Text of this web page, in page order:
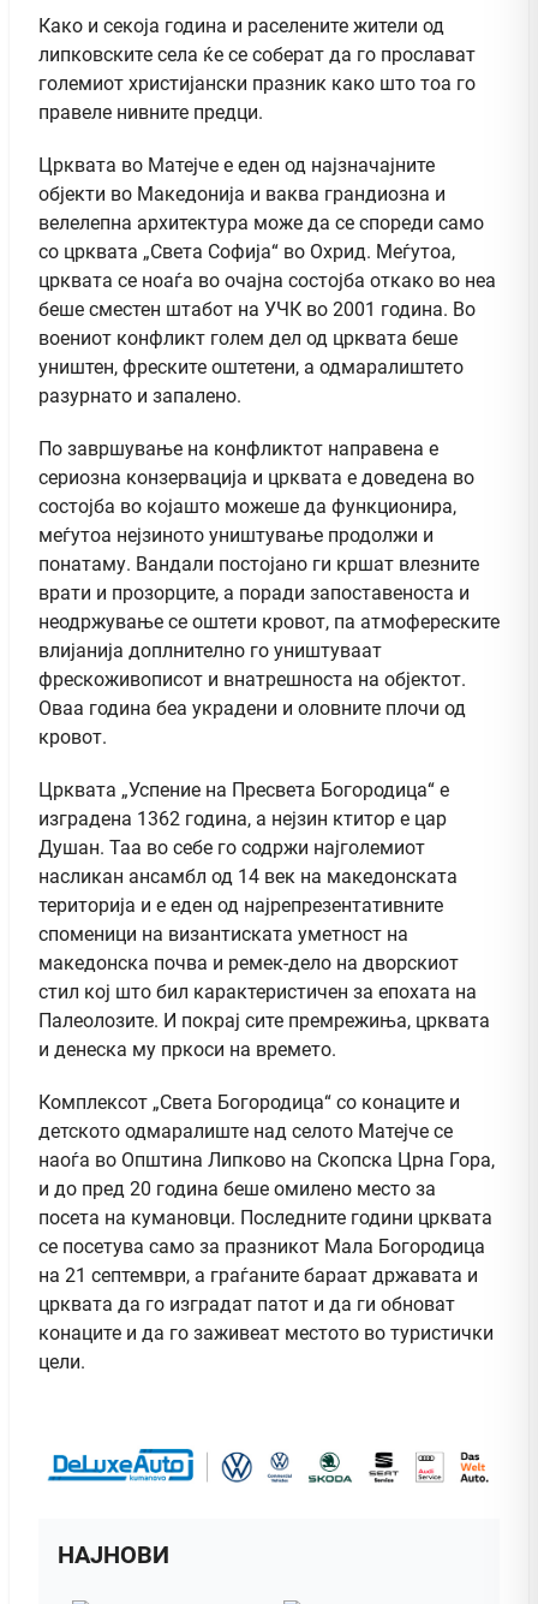
Како и секоја година и раселените жители од
липковските села ќе се соберат да го прослават
големиот христијански празник како што тоа го
правеле нивните предци.
Црквата во Матејче е еден од најзначајните
објекти во Македонија и ваква грандиозна и
велелепна архитектура може да се спореди само
со црквата „Света Софија“ во Охрид. Меѓутоа,
црквата се ноаѓа во очајна состојба откако во неа
беше сместен штабот на УЧК во 2001 година. Во
воениот конфликт голем дел од црквата беше
уништен, фреските оштетени, а одмаралиштето
разурнато и запалено.
По завршување на конфликтот направена е
сериозна конзервација и црквата е доведена во
состојба во којашто можеше да функционира,
меѓутоа нејзиното уништување продолжи и
понатаму. Вандали постојано ги кршат влезните
врати и прозорците, а поради запоставеноста и
неодржување се оштети кровот, па атмофереските
влијанија доплнително го уништуваат
фрескоживописот и внатрешноста на објектот.
Оваа година беа украдени и оловните плочи од
кровот.
Црквата „Успение на Пресвета Богородица“ е
изградена 1362 година, а нејзин ктитор е цар
Душан. Таа во себе го содржи најголемиот
насликан ансамбл од 14 век на македонската
територија и е еден од најрепрезентативните
споменици на византиската уметност на
македонска почва и ремек-дело на дворскиот
стил кој што бил карактеристичен за епохата на
Палеолозите. И покрај сите премрежиња, црквата
и денеска му пркоси на времето.
Комплексот „Света Богородица“ со конаците и
детското одмаралиште над селото Матејче се
наоѓа во Општина Липково на Скопска Црна Гора,
и до пред 20 година беше омилено место за
посета на кумановци. Последните години црквата
се посетува само за празникот Мала Богородица
на 21 септември, а граѓаните бараат државата и
црквата да го изградат патот и да ги обноват
конаците и да го заживеат местото во туристички
цели.
НАЈНОВИ